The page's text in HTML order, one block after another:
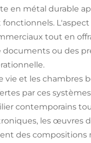
en métal durable
tout en
ou des
vie et les chambres
par ces
contemporains
les œuvres
des